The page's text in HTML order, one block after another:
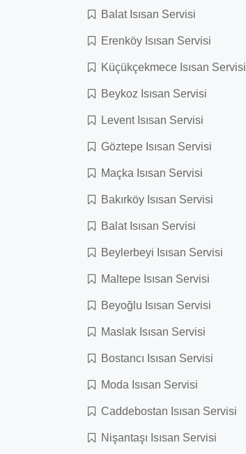
Balat Isısan Servisi
Erenköy Isısan Servisi
Küçükçekmece Isısan Servisi
Beykoz Isısan Servisi
Levent Isısan Servisi
Göztepe Isısan Servisi
Maçka Isısan Servisi
Bakırköy Isısan Servisi
Balat Isısan Servisi
Beylerbeyi Isısan Servisi
Maltepe Isısan Servisi
Beyoğlu Isısan Servisi
Maslak Isısan Servisi
Bostancı Isısan Servisi
Moda Isısan Servisi
Caddebostan Isısan Servisi
Nişantaşı Isısan Servisi